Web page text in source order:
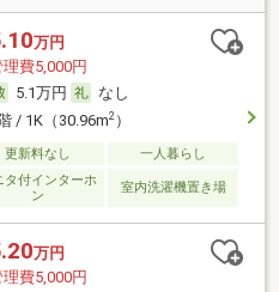
万円
理費5,000円
5.1万円
なし
/ 1K（30.96m2）
更新料なし 一人暮らし
タ付インターホ
ン
室内洗濯機置き場
万円
理費5,000円